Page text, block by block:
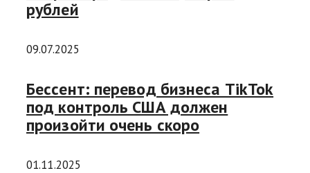
рублей
09.07.2025
Бессент: перевод бизнеса TikTok
под контроль США должен
произойти очень скоро
01.11.2025